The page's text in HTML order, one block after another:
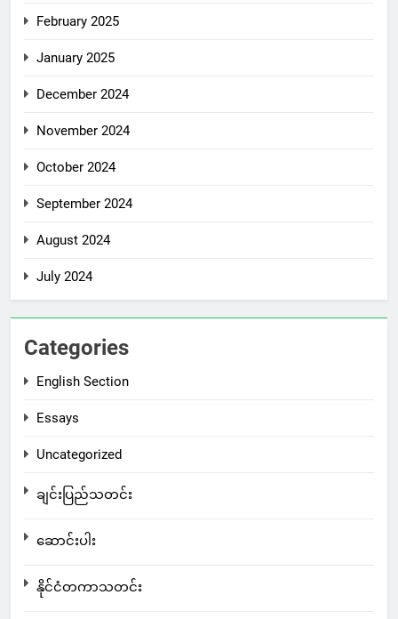
February 2025
January 2025
December 2024
November 2024
October 2024
September 2024
August 2024
July 2024
Categories
English Section
Essays
Uncategorized
ချင်းပြည်သတင်း
ဆောင်းပါး
နိုင်ငံတကာသတင်း